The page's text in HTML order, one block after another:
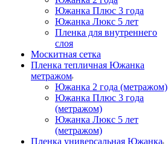
Южанка Плюс 3 года
Южанка Люкс 5 лет
Пленка для внутреннего
слоя
Москитная сетка
Пленка тепличная Южанка
метражом
Южанка 2 года (метражом)
Южанка Плюс 3 года
(метражом)
Южанка Люкс 5 лет
(метражом)
Пленка универсальная Южанка